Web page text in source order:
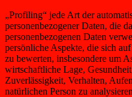
„Profiling“ jede Art der
personenbezogener Daten, die
personenbezogenen Daten
persönliche Aspekte, die sich
zu bewerten, insbesondere um
wirtschaftliche Lage,
Zuverlässigkeit, Verhalten,
natürlichen Person zu